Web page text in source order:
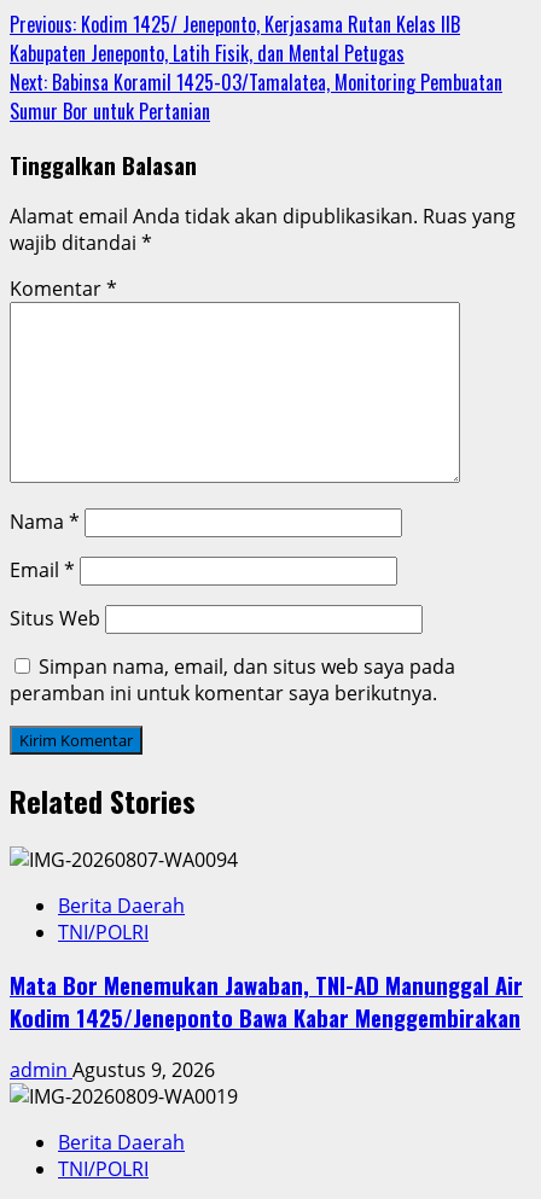
Continue
Reading
Previous: Kodim 1425/ Jeneponto, Kerjasama Rutan Kelas IIB
Kabupaten Jeneponto, Latih Fisik, dan Mental Petugas
Next: Babinsa Koramil 1425-03/Tamalatea, Monitoring Pembuatan
Sumur Bor untuk Pertanian
Tinggalkan Balasan
Alamat email Anda tidak akan dipublikasikan. Ruas yang
wajib ditandai *
Komentar*
Nama *
Email *
Situs Web
Simpan nama, email, dan situs web saya pada
peramban ini untuk komentar saya berikutnya.
Related Stories
Berita Daerah
TNI/POLRI
Mata Bor Menemukan Jawaban, TNI-AD Manunggal Air
Kodim 1425/Jeneponto Bawa Kabar Menggembirakan
admin Agustus 9, 2026
Berita Daerah
TNI/POLRI